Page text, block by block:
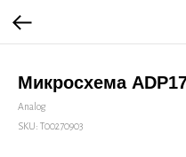
Микросхема
Analog
SKU: Т00270903